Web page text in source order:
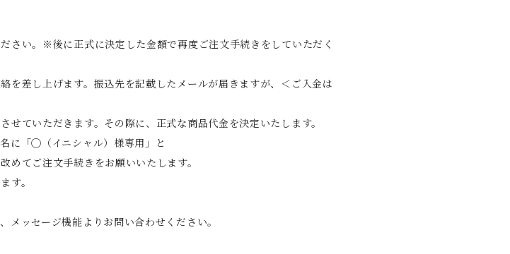
さい。※後に正式に決定した金額で再度ご注文手続きをしていただく
差し上げます。振込先を記載したメールが届きますが、＜ご入金は
ていただきます。その際に、正式な商品代金を決定いたします。
に「◯（イニシャル）様専用」と
めてご注文手続きをお願いいたします。
す。
ッセージ機能よりお問い合わせください。